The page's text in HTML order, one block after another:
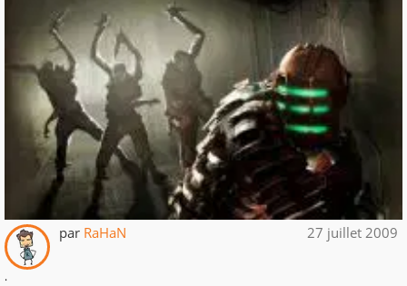
par RaHaN 27 juillet 2009
.